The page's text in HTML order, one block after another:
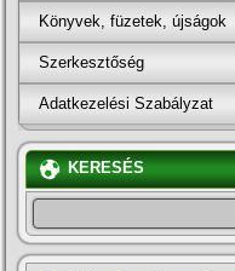
Könyvek, füzetek, újságok
Szerkesztőség
Adatkezelési Szabályzat
KERESÉS